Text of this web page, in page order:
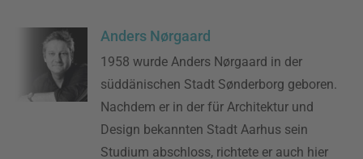
Anders Nørgaard
1958 wurde Anders Nørgaard in der
süddänischen Stadt Sønderborg geboren.
Nachdem er in der für Architektur und
Design bekannten Stadt Aarhus sein
Studium abschloss, richtete er auch hier